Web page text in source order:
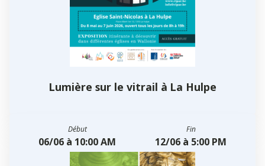
Lumière sur le vitrail à La Hulpe
Début
06/06 à 10:00 AM
Fin
12/06 à 5:00 PM